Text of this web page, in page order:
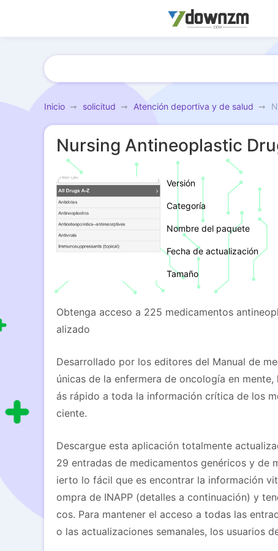
Inicio solicitud Atención deportiva y de salud
Nursing Antineoplastic
Versión
Categoría
Nombre del paquete
Fecha de actualización
Tamaño
Obtenga acceso a 225 medicamentos
alizado
Desarrollado por los editores del Manual de
únicas de la enfermera de oncología en
ás rápido a toda la información crítica de los
ciente.
Descargue esta aplicación totalmente
29 entradas de medicamentos genéricos y de
ierto lo fácil que es encontrar la información
ompra de INAPP (detalles a continuación) y
cos. Para mantener el acceso a todas las
o las actualizaciones semanales, los usuarios